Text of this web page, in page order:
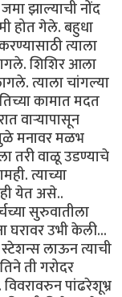
झाल्याची नोंद
होत गेले. बहुधा
त्याला
शिशिर आला
त्याला चांगल्या
कामात मदत
वार्‍यापासून
मनावर मळभ
तरी वाळू उडण्याचे
त्याच्या
येत असे..
सुरुवातीला
घरावर उभी केली...
लाऊन त्याची
ती गरोदर
पांढरेशूभ्र